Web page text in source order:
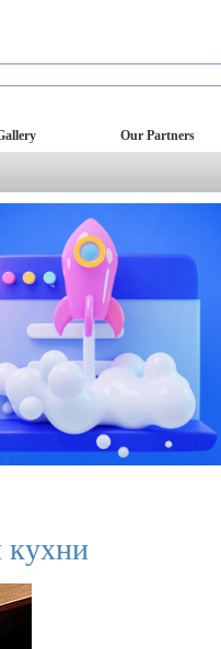
Our Partners
кухни